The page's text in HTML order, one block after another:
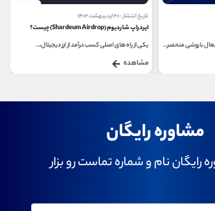
تاریخ انتشار : ۲۰ اردیبهشت ۱۴۰۲
ایردراپ شاردیوم (Shardeum Airdrop) چیست؟
یکی از راه های اصلی کسب درآمد از ارز دیجیتال،...
مشاهده
مشاوره رایگان
رایگان نام و شماره تماست رو بزار